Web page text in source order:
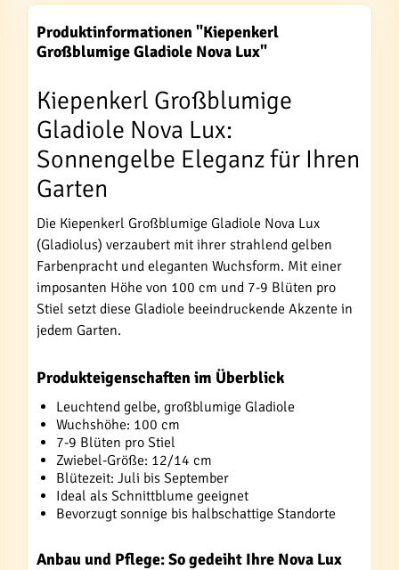
Produktinformationen "Kiepenkerl
Großblumige Gladiole Nova Lux"
Kiepenkerl Großblumige
Gladiole Nova Lux:
Sonnengelbe Eleganz für Ihren
Garten
Die Kiepenkerl Großblumige Gladiole Nova Lux
(Gladiolus) verzaubert mit ihrer strahlend gelben
Farbenpracht und eleganten Wuchsform. Mit einer
imposanten Höhe von 100 cm und 7-9 Blüten pro
Stiel setzt diese Gladiole beeindruckende Akzente in
jedem Garten.
Produkteigenschaften im Überblick
Leuchtend gelbe, großblumige Gladiole
Wuchshöhe: 100 cm
7-9 Blüten pro Stiel
Zwiebel-Größe: 12/14 cm
Blütezeit: Juli bis September
Ideal als Schnittblume geeignet
Bevorzugt sonnige bis halbschattige Standorte
Anbau und Pflege: So gedeiht Ihre Nova Lux